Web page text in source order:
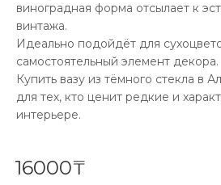
виноградная форма отсылает к
винтажа.
Идеально подойдёт для
самостоятельный элемент декора.
Купить вазу из тёмного стекла в
для тех, кто ценит редкие и
интерьере.
16000₸